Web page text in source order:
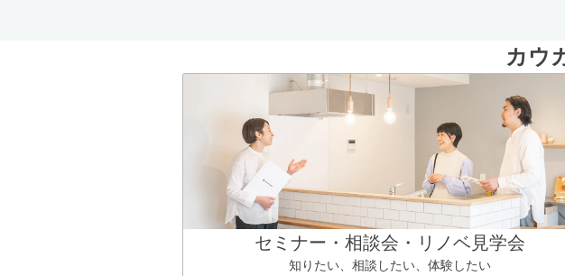
カウ
セミナー・相談会・リノベ見学会
知りたい、相談したい、体験したい